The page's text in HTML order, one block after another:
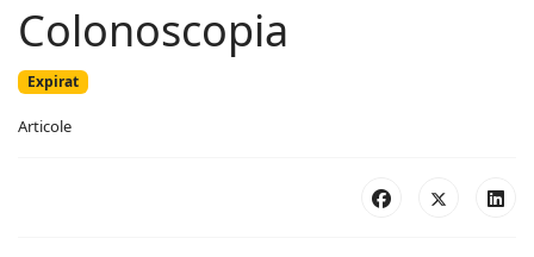
Colonoscopia
Expirat
Articole